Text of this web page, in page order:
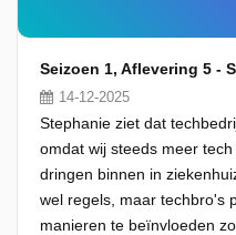
Seizoen 1, Aflevering 5 -
14-12-2025
Stephanie ziet dat
omdat wij steeds meer
dringen binnen in
wel regels, maar techbro's
manieren te beïnvloeden